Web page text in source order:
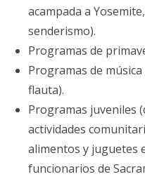
acampada a
senderismo).
Programas de
Programas de
flauta).
Programas juveniles
actividades
alimentos y juguetes
funcionarios de